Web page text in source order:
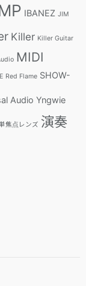
IBANEZ JIM
Killer Killer Guitar
MIDI
Red Flame SHOW-
Audio Yngwie
焦点レンズ 演奏